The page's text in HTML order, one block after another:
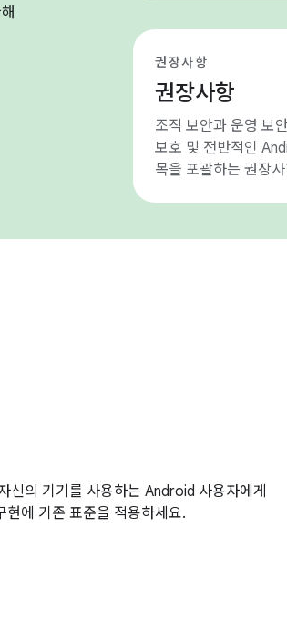
권장사항
권장사항
조직 보안과 운영 보
보호 및 전반적인
목을 포괄하는 권장
신의 기기를 사용하는 Android 사용자에게
에 기존 표준을 적용하세요.